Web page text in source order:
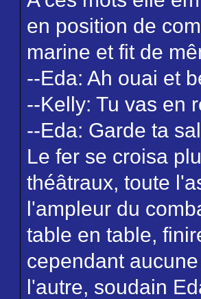
en position de
marine et fit de
--Eda: Ah ouai et
--Kelly: Tu vas en
--Eda: Garde ta
Le fer se croisa
théâtraux, toute
l'ampleur du
table en table,
cependant
l'autre, soudain